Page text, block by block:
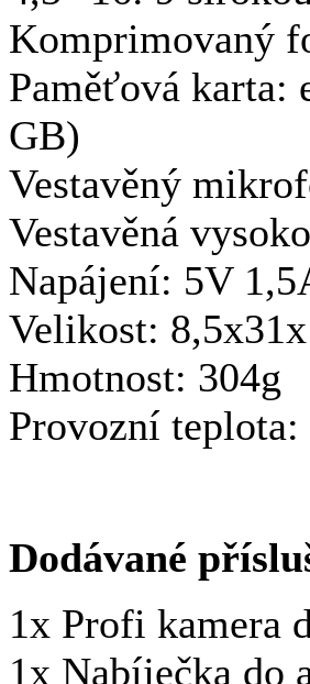
Komprimovaný
Paměťová karta:
GB)
Vestavěný
Vestavěná
Napájení: 5V
Velikost:
Hmotnost: 304g
Provozní teplota:
Dodávané
1x Profi kamera
1x Nabíječka do